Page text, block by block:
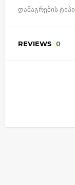
დამაგრების ტიპი
REVIEWS 0